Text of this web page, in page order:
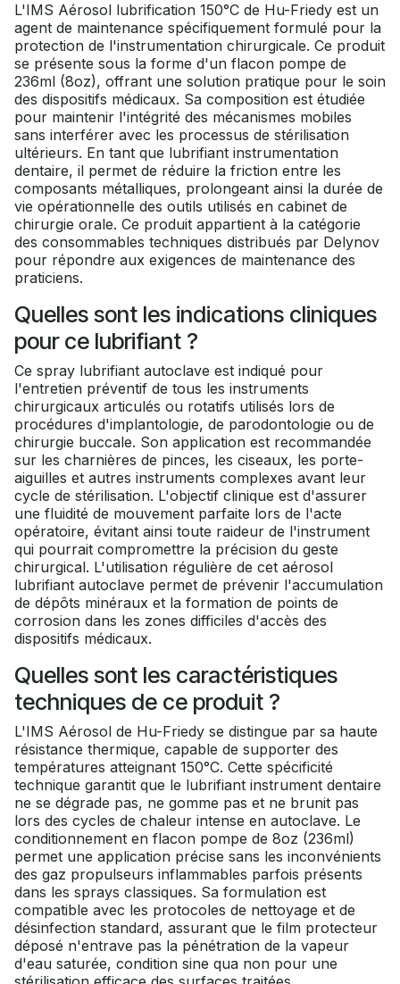
L'IMS Aérosol lubrification 150°C de Hu-Friedy est un
agent de maintenance spécifiquement formulé pour la
protection de l'instrumentation chirurgicale. Ce produit
se présente sous la forme d'un flacon pompe de
236ml (8oz), offrant une solution pratique pour le soin
des dispositifs médicaux. Sa composition est étudiée
pour maintenir l'intégrité des mécanismes mobiles
sans interférer avec les processus de stérilisation
ultérieurs. En tant que lubrifiant instrumentation
dentaire, il permet de réduire la friction entre les
composants métalliques, prolongeant ainsi la durée de
vie opérationnelle des outils utilisés en cabinet de
chirurgie orale. Ce produit appartient à la catégorie
des consommables techniques distribués par Delynov
pour répondre aux exigences de maintenance des
praticiens.
Quelles sont les indications cliniques
pour ce lubrifiant ?
Ce spray lubrifiant autoclave est indiqué pour
l'entretien préventif de tous les instruments
chirurgicaux articulés ou rotatifs utilisés lors de
procédures d'implantologie, de parodontologie ou de
chirurgie buccale. Son application est recommandée
sur les charnières de pinces, les ciseaux, les porte-
aiguilles et autres instruments complexes avant leur
cycle de stérilisation. L'objectif clinique est d'assurer
une fluidité de mouvement parfaite lors de l'acte
opératoire, évitant ainsi toute raideur de l'instrument
qui pourrait compromettre la précision du geste
chirurgical. L'utilisation régulière de cet aérosol
lubrifiant autoclave permet de prévenir l'accumulation
de dépôts minéraux et la formation de points de
corrosion dans les zones difficiles d'accès des
dispositifs médicaux.
Quelles sont les caractéristiques
techniques de ce produit ?
L'IMS Aérosol de Hu-Friedy se distingue par sa haute
résistance thermique, capable de supporter des
températures atteignant 150°C. Cette spécificité
technique garantit que le lubrifiant instrument dentaire
ne se dégrade pas, ne gomme pas et ne brunit pas
lors des cycles de chaleur intense en autoclave. Le
conditionnement en flacon pompe de 8oz (236ml)
permet une application précise sans les inconvénients
des gaz propulseurs inflammables parfois présents
dans les sprays classiques. Sa formulation est
compatible avec les protocoles de nettoyage et de
désinfection standard, assurant que le film protecteur
déposé n'entrave pas la pénétration de la vapeur
d'eau saturée, condition sine qua non pour une